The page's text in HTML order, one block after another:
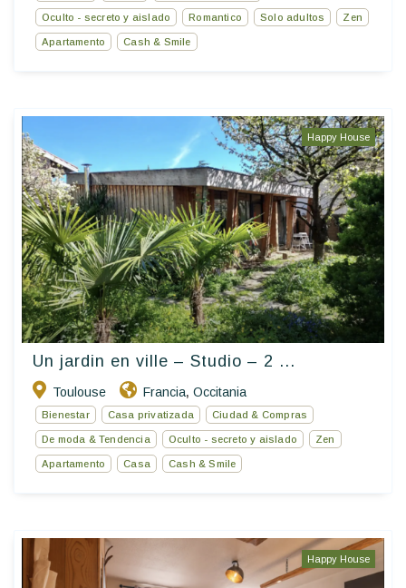
Oculto - secreto y aislado Romantico Solo adultos Zen
Apartamento Cash & Smile
Happy House
Un jardin en ville – Studio – 2 ...
Toulouse Francia, Occitania
Bienestar Casa privatizada Ciudad & Compras
De moda & Tendencia Oculto - secreto y aislado Zen
Apartamento Casa Cash & Smile
Happy House